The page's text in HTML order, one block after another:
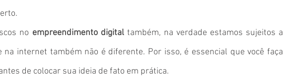
no empreendimento digital também, na verdade estamos sujeitos a
na internet também não é diferente. Por isso, é essencial que você faça
de colocar sua ideia de fato em prática.